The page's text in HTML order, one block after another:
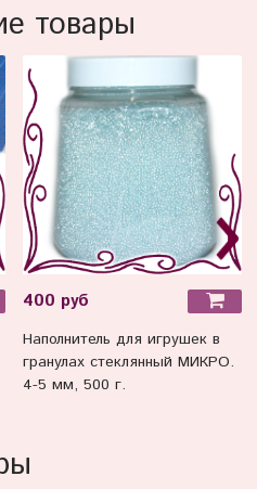
товары
400 руб
Наполнитель для игрушек в
гранулах стеклянный МИКРО.
4-5 мм, 500 г.